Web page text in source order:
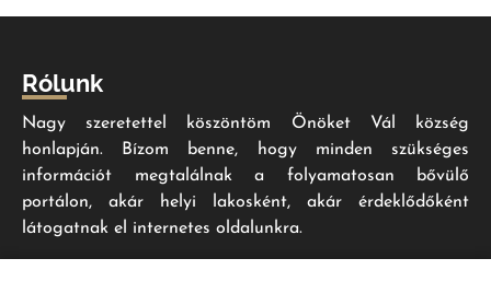
Rólunk
Nagy szeretettel köszöntöm Önöket Vál község
honlapján. Bízom benne, hogy minden szükséges
információt megtalálnak a folyamatosan bővülő
portálon, akár helyi lakosként, akár érdeklődőként
látogatnak el internetes oldalunkra.